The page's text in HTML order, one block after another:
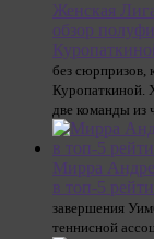
Женская
обзор
без сюрпризов,
Куропаткиной.
две команды
Мирра
в топ-5
завершения
теннисной